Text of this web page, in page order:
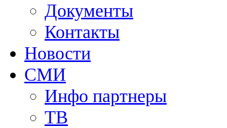
Документы
Контакты
Новости
СМИ
Инфо партнеры
ТВ